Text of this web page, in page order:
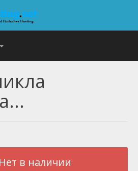
Нет в наличии